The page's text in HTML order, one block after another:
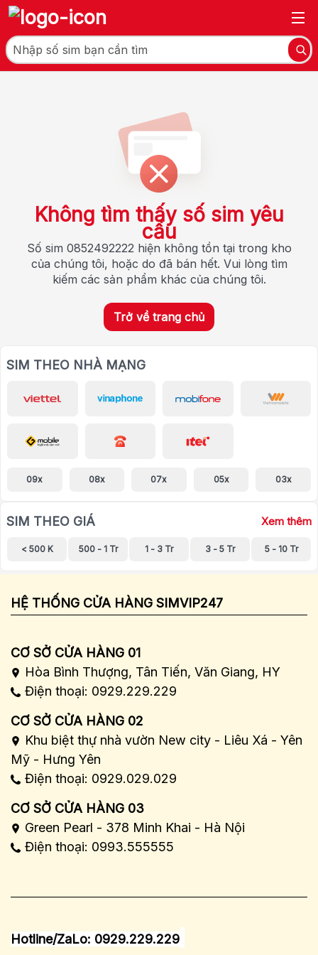
Không tìm thấy số sim yêu
cầu
Số sim 0852492222 hiện không tồn tại trong kho
của chúng tôi, hoặc do đã bán hết. Vui lòng tìm
kiếm các sản phẩm khác của chúng tôi.
Trở về trang chủ
SIM THEO NHÀ MẠNG
09x 08x 07x 05x 03x
SIM THEO GIÁ Xem thêm
< 500 K 500 - 1 Tr 1 - 3 Tr 3 - 5 Tr 5 - 10 Tr
HỆ THỐNG CỬA HÀNG SIMVIP247
CƠ SỞ CỬA HÀNG 01
Hòa Bình Thượng, Tân Tiến, Văn Giang, HY
Điện thoại: 0929.229.229
CƠ SỞ CỬA HÀNG 02
Khu biệt thự nhà vườn New city - Liêu Xá - Yên
Mỹ - Hưng Yên
Điện thoại: 0929.029.029
CƠ SỞ CỬA HÀNG 03
Green Pearl - 378 Minh Khai - Hà Nội
Điện thoại: 0993.555555
Hotline/ZaLo: 0929.229.229